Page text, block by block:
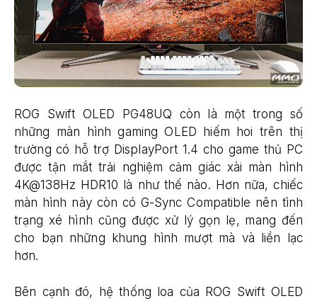
ROG Swift OLED PG48UQ còn là một trong số
những màn hình gaming OLED hiếm hoi trên thị
trường có hỗ trợ DisplayPort 1.4 cho game thủ PC
được tận mắt trải nghiệm cảm giác xài màn hình
4K@138Hz HDR10 là như thế nào. Hơn nữa, chiếc
màn hình này còn có G-Sync Compatible nên tình
trạng xé hình cũng được xử lý gọn lẹ, mang đến
cho bạn những khung hình mượt mà và liền lạc
hơn.
Bên cạnh đó, hệ thống loa của ROG Swift OLED